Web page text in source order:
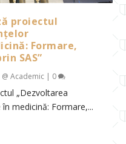
proiectul
Formare,
SAS”
@ Academic | 0
„Dezvoltarea
medicină: Formare,...